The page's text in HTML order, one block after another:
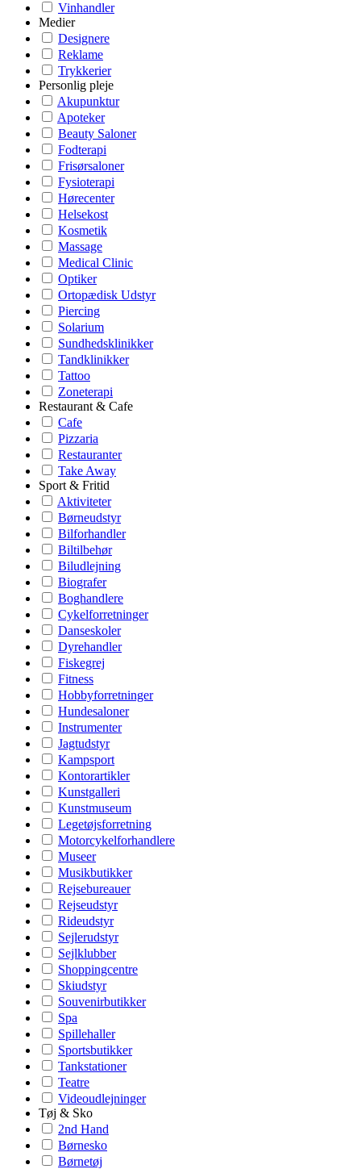
Vinhandler
Medier
Designere
Reklame
Trykkerier
Personlig pleje
Akupunktur
Apoteker
Beauty Saloner
Fodterapi
Frisørsaloner
Fysioterapi
Hørecenter
Helsekost
Kosmetik
Massage
Medical Clinic
Optiker
Ortopædisk Udstyr
Piercing
Solarium
Sundhedsklinikker
Tandklinikker
Tattoo
Zoneterapi
Restaurant & Cafe
Cafe
Pizzaria
Restauranter
Take Away
Sport & Fritid
Aktiviteter
Børneudstyr
Bilforhandler
Biltilbehør
Biludlejning
Biografer
Boghandlere
Cykelforretninger
Danseskoler
Dyrehandler
Fiskegrej
Fitness
Hobbyforretninger
Hundesaloner
Instrumenter
Jagtudstyr
Kampsport
Kontorartikler
Kunstgalleri
Kunstmuseum
Legetøjsforretning
Motorcykelforhandlere
Museer
Musikbutikker
Rejsebureauer
Rejseudstyr
Rideudstyr
Sejlerudstyr
Sejlklubber
Shoppingcentre
Skiudstyr
Souvenirbutikker
Spa
Spillehaller
Sportsbutikker
Tankstationer
Teatre
Videoudlejninger
Tøj & Sko
2nd Hand
Børnesko
Børnetøj